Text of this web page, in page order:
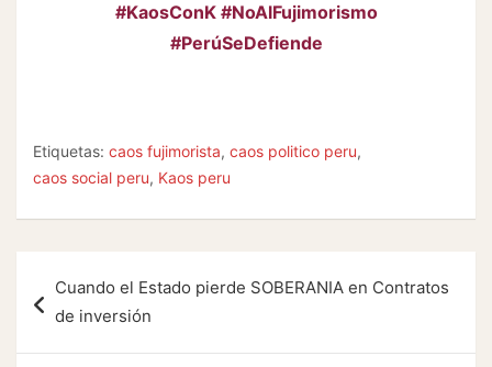
#KaosConK #NoAlFujimorismo
#PerúSeDefiende
Etiquetas: caos fujimorista, caos politico peru,
caos social peru, Kaos peru
de Cuando el Estado pierde SOBERANIA en Contratos
de inversión